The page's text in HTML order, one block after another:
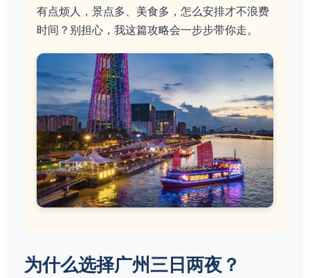
有点烦人，景点多、美食多，怎么安排才不浪费
时间？别担心，我这篇攻略会一步步带你走。
为什么选择广州三日两夜？